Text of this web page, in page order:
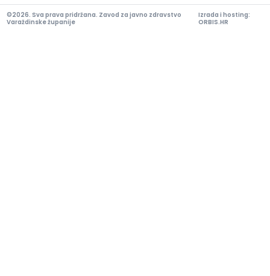
©2026. Sva prava pridržana. Zavod za javno zdravstvo
Varaždinske županije
Izrada i hosting:
ORBIS.HR